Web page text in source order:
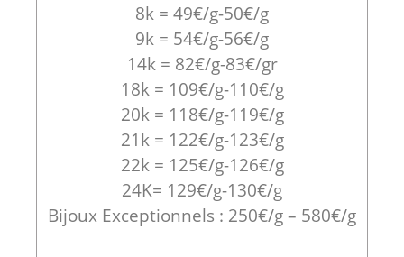
8k = 49€/g-50€/g
9k = 54€/g-56€/g
14k = 82€/g-83€/gr
18k = 109€/g-110€/g
20k = 118€/g-119€/g
21k = 122€/g-123€/g
22k = 125€/g-126€/g
24K= 129€/g-130€/g
Bijoux Exceptionnels : 250€/g – 580€/g